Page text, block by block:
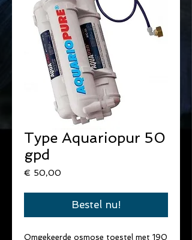
Type Aquariopur 50
gpd
€ 50,00
Bestel nu!
Omgekeerde osmose toestel met 190